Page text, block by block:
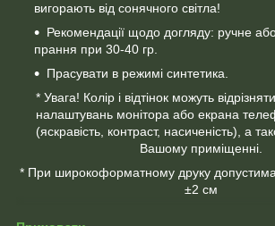
вигорають від сонячного світла!
Рекомендації щодо догляду: ручне
прання при 30-40 гр.
Прасувати в режимі синтетика.
* Увага! Колір і відтінок можуть
налаштувань монітора або екрана
(яскравість, контраст, насиченість), а
Вашому приміщенні.
* При широкоформатному друку допустима
±2 см